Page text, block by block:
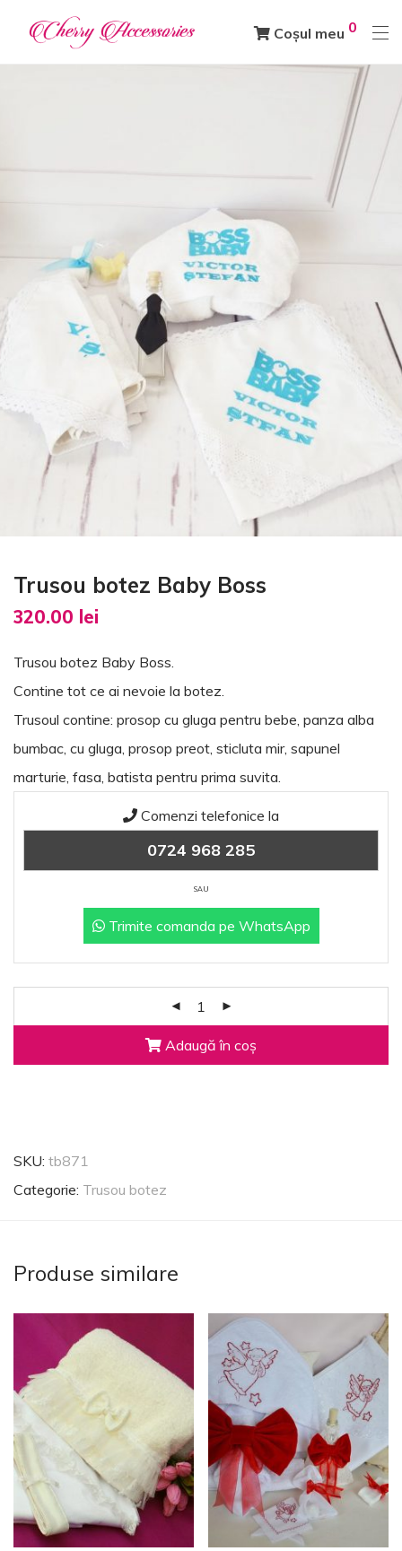
Coșul meu 0
Trusou botez Baby Boss
320.00 lei
Trusou botez Baby Boss.
Contine tot ce ai nevoie la botez.
Trusoul contine: prosop cu gluga pentru bebe, panza alba
bumbac, cu gluga, prosop preot, sticluta mir, sapunel
marturie, fasa, batista pentru prima suvita.
Comenzi telefonice la
0724 968 285
SAU
Trimite comanda pe WhatsApp
Adaugă în coș
SKU: tb871
Categorie: Trusou botez
Produse similare